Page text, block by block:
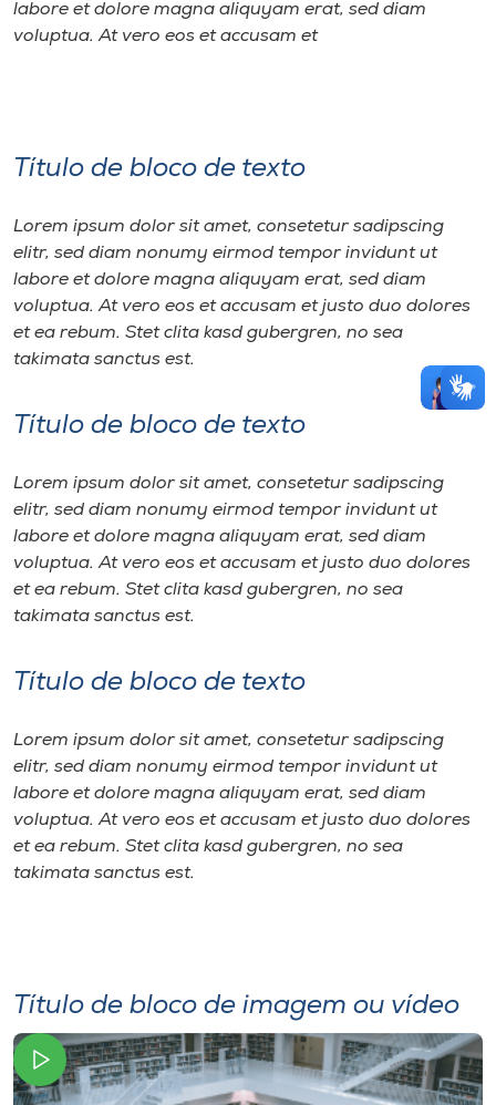
labore et dolore magna aliquyam erat, sed diam
voluptua. At vero eos et accusam et
Título de bloco de texto
Lorem ipsum dolor sit amet, consetetur sadipscing
elitr, sed diam nonumy eirmod tempor invidunt ut
labore et dolore magna aliquyam erat, sed diam
voluptua. At vero eos et accusam et justo duo dolores
et ea rebum. Stet clita kasd gubergren, no sea
takimata sanctus est.
Título de bloco de texto
Lorem ipsum dolor sit amet, consetetur sadipscing
elitr, sed diam nonumy eirmod tempor invidunt ut
labore et dolore magna aliquyam erat, sed diam
voluptua. At vero eos et accusam et justo duo dolores
et ea rebum. Stet clita kasd gubergren, no sea
takimata sanctus est.
Título de bloco de texto
Lorem ipsum dolor sit amet, consetetur sadipscing
elitr, sed diam nonumy eirmod tempor invidunt ut
labore et dolore magna aliquyam erat, sed diam
voluptua. At vero eos et accusam et justo duo dolores
et ea rebum. Stet clita kasd gubergren, no sea
takimata sanctus est.
Título de bloco de imagem ou vídeo